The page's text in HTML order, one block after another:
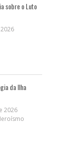
sobre o Luto
da Ilha
2026